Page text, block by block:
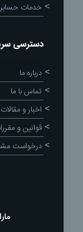
خدمات
دسترسی
درباره ما
تماس با ما
اخبار و مقالات
قوانین و
درخواست